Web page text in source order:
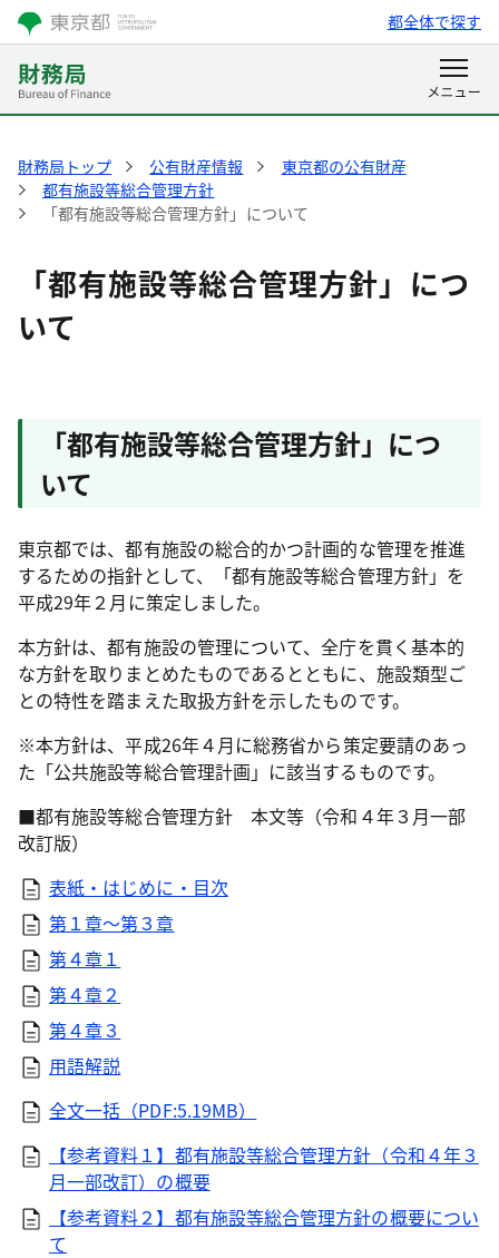
都全体で探す
財務局トップ 公有財産情報
東京都の公有財産
都有施設等総合管理方針
「都有施設等総合管理方針」について
「都有施設等総合管理方針」につ
いて
「都有施設等総合管理方針」につ
いて
東京都では、都有施設の総合的かつ計画的な管理を推進
するための指針として、「都有施設等総合管理方針」を
平成29年２月に策定しました。
本方針は、都有施設の管理について、全庁を貫く基本的
な方針を取りまとめたものであるとともに、施設類型ご
との特性を踏まえた取扱方針を示したものです。
※本方針は、平成26年４月に総務省から策定要請のあっ
た「公共施設等総合管理計画」に該当するものです。
■都有施設等総合管理方針 本文等（令和４年３月一部
改訂版）
表紙・はじめに・目次
第１章～第３章
第４章１
第４章２
第４章３
用語解説
全文一括（PDF:5.19MB）
【参考資料１】都有施設等総合管理方針（令和４年３
月一部改訂）の概要
【参考資料２】都有施設等総合管理方針の概要につい
て